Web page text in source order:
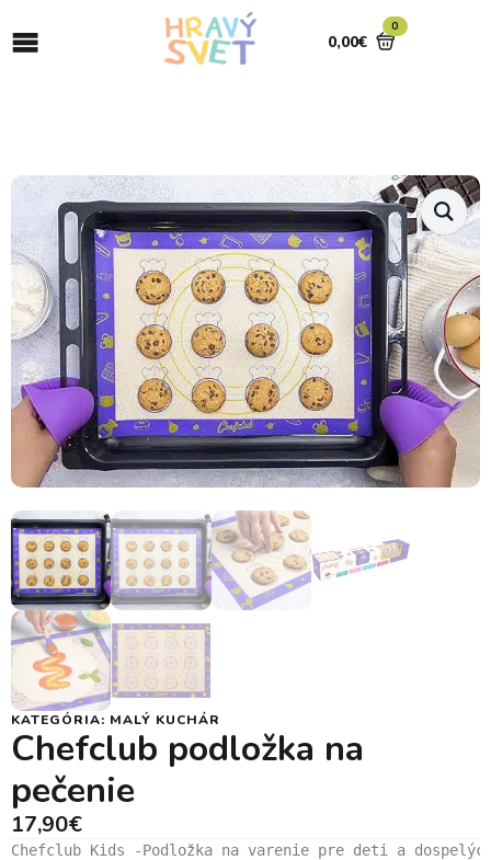
0,00€
0
KATEGÓRIA: MALÝ KUCHÁR
Chefclub podložka na
pečenie
17,90€
Chefclub Kids -Podložka na varenie pre deti a